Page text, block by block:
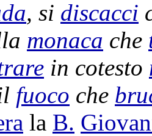
, si discacci
monaca che
in cotesto
fuoco che
la B.